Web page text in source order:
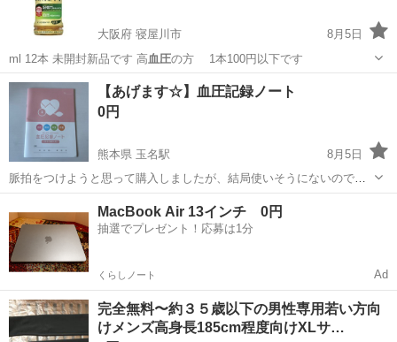
大阪府 寝屋川市
8月5日
ml 12本 未開封新品です 高 血圧の方 1本100円以下です
大阪 寝屋川市 食品
【あげます☆】血圧記録ノート
0円
熊本県 玉名駅
8月5日
脈拍をつけようと思って購入しましたが、結局使いそうにないので、
必要な方にお譲りいたします☺️ よろしくお願いいたします(*´꒳`*)
MacBook Air 13インチ 0円
抽選でプレゼント！応募は1分
くらしノート Ad
完全無料〜約３５歳以下の男性専用若い方向
けメンズ高身長185cm程度向けXLサ…